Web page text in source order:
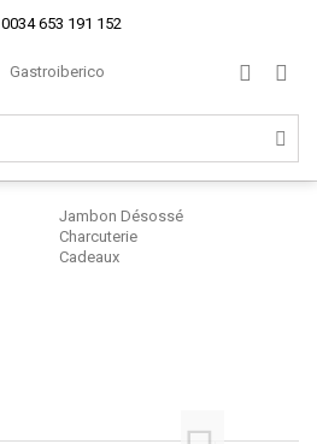
0034 653 191 152
Jambon Désossé
Charcuterie
Cadeaux